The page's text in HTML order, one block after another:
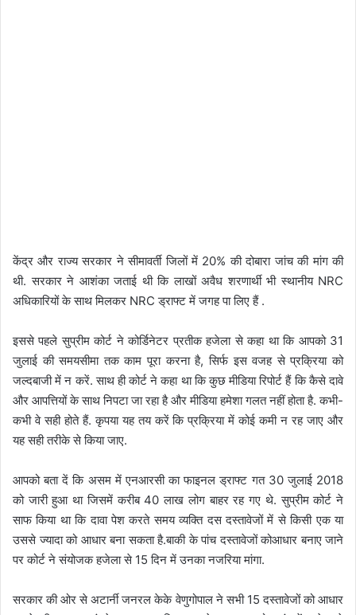
केंद्र और राज्य सरकार ने सीमावर्ती जिलों में 20% की दोबारा जांच की मांग की
थी. सरकार ने आशंका जताई थी कि लाखों अवैध शरणार्थी भी स्थानीय NRC
अधिकारियों के साथ मिलकर NRC ड्राफ्ट में जगह पा लिए हैं .
इससे पहले सुप्रीम कोर्ट ने कोर्ड‍िनेटर प्रतीक हजेला से कहा था कि आपको 31
जुलाई की समयसीमा तक काम पूरा करना है, सिर्फ इस वजह से प्रक्रिया को
जल्दबाजी में न करें. साथ ही कोर्ट ने कहा था कि कुछ मीडिया रिपोर्ट हैं कि कैसे दावे
और आपत्तियों के साथ निपटा जा रहा है और मीडिया हमेशा गलत नहीं होता है. कभी-
कभी वे सही होते हैं. कृपया यह तय करें कि प्रक्रिया में कोई कमी न रह जाए और
यह सही तरीके से किया जाए.
आपको बता दें कि असम में एनआरसी का फाइनल ड्राफ्ट गत 30 जुलाई 2018
को जारी हुआ था जिसमें करीब 40 लाख लोग बाहर रह गए थे. सुप्रीम कोर्ट ने
साफ किया था कि दावा पेश करते समय व्यक्ति दस दस्तावेजों में से किसी एक या
उससे ज्यादा को आधार बना सकता है.बाकी के पांच दस्तावेजों कोआधार बनाए जाने
पर कोर्ट ने संयोजक हजेला से 15 दिन में उनका नजरिया मांगा.
सरकार की ओर से अटार्नी जनरल केके वेणुगोपाल ने सभी 15 दस्तावेजों को आधार